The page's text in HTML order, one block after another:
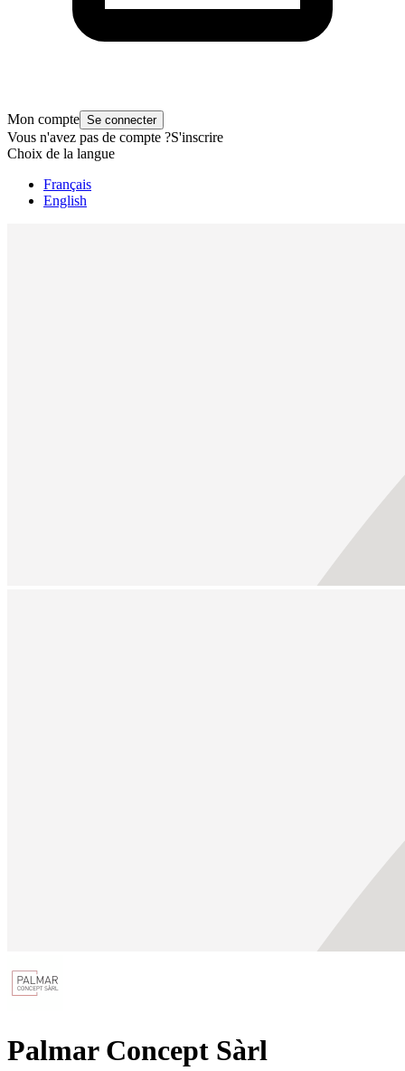
Mon compte Se connecter
Vous n'avez pas de compte ?S'inscrire
Choix de la langue
Français
English
Palmar Concept Sàrl